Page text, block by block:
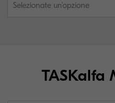
Selezionate un'opzione
TASKalfa